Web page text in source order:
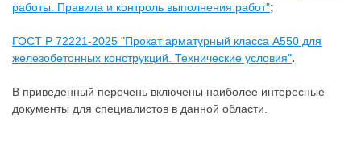
работы. Правила и контроль выполнения работ";
ГОСТ Р 72221-2025 "Прокат арматурный класса А550 для
железобетонных конструкций. Технические условия".
В приведенный перечень включены наиболее интересные
документы для специалистов в данной области.